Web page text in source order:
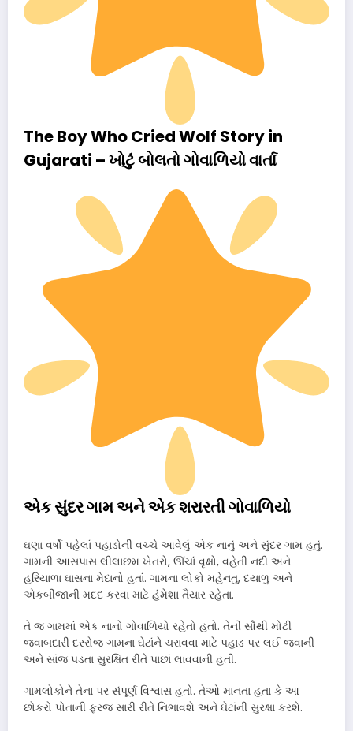
The Boy Who Cried Wolf Story in
Gujarati – ખોટું બોલતો ગોવાળિયો વાર્તા
એક સુંદર ગામ અને એક શરારતી ગોવાળિયો
ઘણા વર્ષો પહેલાં પહાડોની વચ્ચે આવેલું એક નાનું અને સુંદર ગામ હતું.
ગામની આસપાસ લીલાછમ ખેતરો, ઊંચાં વૃક્ષો, વહેતી નદી અને
હરિયાળા ઘાસના મેદાનો હતાં. ગામના લોકો મહેનતુ, દયાળુ અને
એકબીજાની મદદ કરવા માટે હંમેશા તૈયાર રહેતા.
તે જ ગામમાં એક નાનો ગોવાળિયો રહેતો હતો. તેની સૌથી મોટી
જવાબદારી દરરોજ ગામના ઘેટાંને ચરાવવા માટે પહાડ પર લઈ જવાની
અને સાંજ પડતા સુરક્ષિત રીતે પાછાં લાવવાની હતી.
ગામલોકોને તેના પર સંપૂર્ણ વિશ્વાસ હતો. તેઓ માનતા હતા કે આ
છોકરો પોતાની ફરજ સારી રીતે નિભાવશે અને ઘેટાંની સુરક્ષા કરશે.